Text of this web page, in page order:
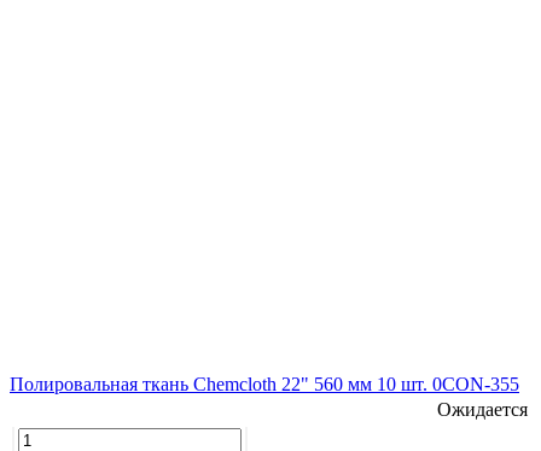
Полировальная ткань Chemcloth 22" 560 мм 10 шт. 0CON-355
Ожидается